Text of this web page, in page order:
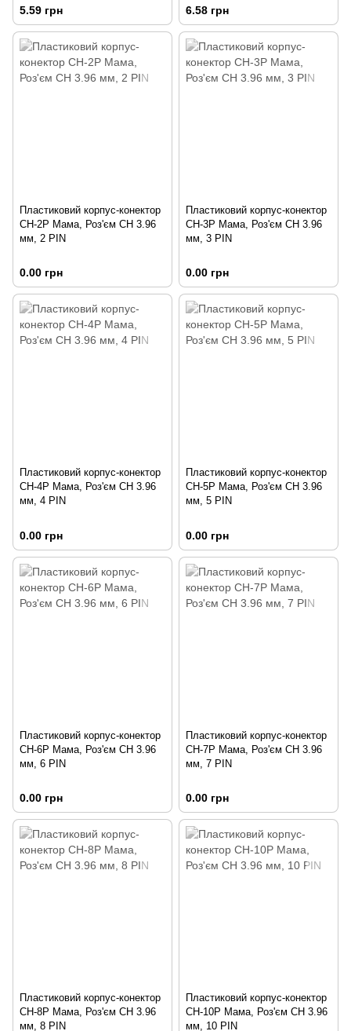
5.59 грн 6.58 грн
Пластиковий корпус-конектор
CH-2P Мама, Роз'єм CH 3.96
мм, 2 PIN
0.00 грн
Пластиковий корпус-конектор
CH-3P Мама, Роз'єм CH 3.96
мм, 3 PIN
0.00 грн
Пластиковий корпус-конектор
CH-4P Мама, Роз'єм CH 3.96
мм, 4 PIN
0.00 грн
Пластиковий корпус-конектор
CH-5P Мама, Роз'єм CH 3.96
мм, 5 PIN
0.00 грн
Пластиковий корпус-конектор
CH-6P Мама, Роз'єм CH 3.96
мм, 6 PIN
0.00 грн
Пластиковий корпус-конектор
CH-7P Мама, Роз'єм CH 3.96
мм, 7 PIN
0.00 грн
Пластиковий корпус-конектор
CH-8P Мама, Роз'єм CH 3.96
мм, 8 PIN
Пластиковий корпус-конектор
CH-10P Мама, Роз'єм CH 3.96
мм, 10 PIN